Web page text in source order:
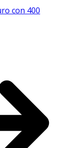
con 400